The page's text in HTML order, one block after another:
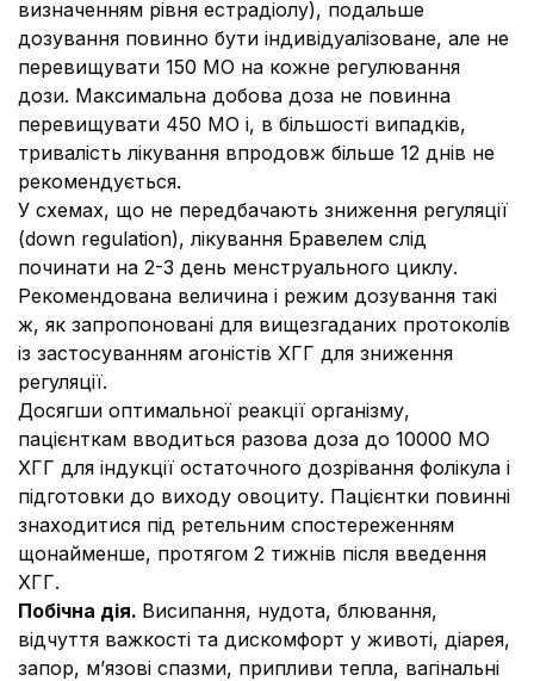
визначенням рівня естрадіолу), подальше
дозування повинно бути індивідуалізоване, але не
перевищувати 150 МО на кожне регулювання
дози. Максимальна добова доза не повинна
перевищувати 450 МО і, в більшості випадків,
тривалість лікування впродовж більше 12 днів не
рекомендується.
У схемах, що не передбачають зниження регуляції
(down regulation), лікування Бравелем слід
починати на 2-3 день менструального циклу.
Рекомендована величина і режим дозування такі
ж, як запропоновані для вищезгаданих протоколів
із застосуванням агоністів ХГГ для зниження
регуляції.
Досягши оптимальної реакції організму,
пацієнткам вводиться разова доза до 10000 МО
ХГГ для індукції остаточного дозрівання фолікула і
підготовки до виходу овоциту. Пацієнтки повинні
знаходитися під ретельним спостереженням
щонайменше, протягом 2 тижнів після введення
ХГГ.
Побічна дія. Висипання, нудота, блювання,
відчуття важкості та дискомфорт у животі, діарея,
запор, м’язові спазми, припливи тепла, вагінальні